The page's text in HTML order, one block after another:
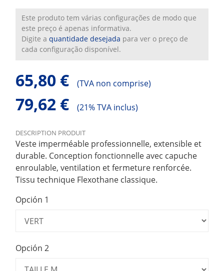
Este produto tem várias configurações de modo que
este preço é apenas informativa.
Digite aquantidade desejada para ver o preço de
cada configuração disponível.
65,80 € (TVA non comprise)
79,62 € (21% TVA inclus)
DESCRIPTION PRODUIT
Veste imperméable professionnelle, extensible et
durable. Conception fonctionnelle avec capuche
enroulable, ventilation et fermeture renforcée.
Tissu technique Flexothane classique.
Opción 1
Opción 2